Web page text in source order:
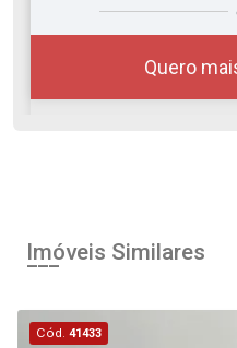
Quero
09:00
Imóveis Similares
Cód.41433